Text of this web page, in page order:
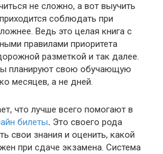
не сложно, а вот выучить
соблюдать при
Ведь это целая книга с
правилами приоритета
разметкой и так далее.
планируют свою обучающую
месяцев, а не дней.
что лучше всего помогают в
билеты. Это своего рода
свои знания и оценить, какой
при сдаче экзамена. Система